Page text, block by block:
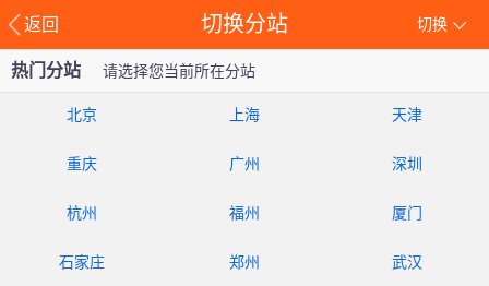
返回 切换
切换分站
热门分站 请选择您当前所在分站
北京 上海 天津
重庆 广州 深圳
杭州 福州 厦门
石家庄 郑州 武汉